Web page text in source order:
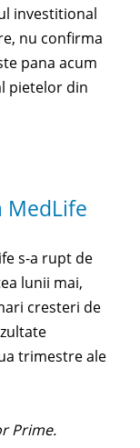
investitional
nu confirma
pana acum
pietelor din
MedLife
s-a rupt de
lunii mai,
cresteri de
trimestre ale
Prime.